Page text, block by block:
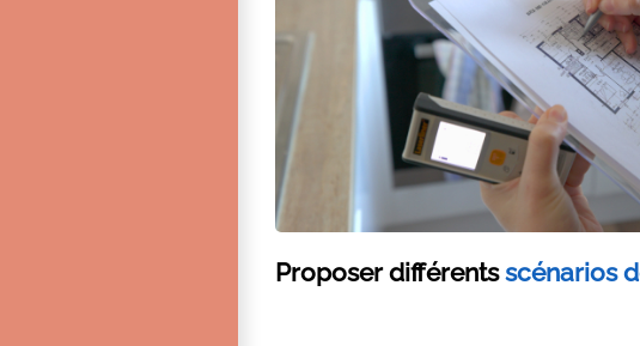
Proposer différentsscénarios